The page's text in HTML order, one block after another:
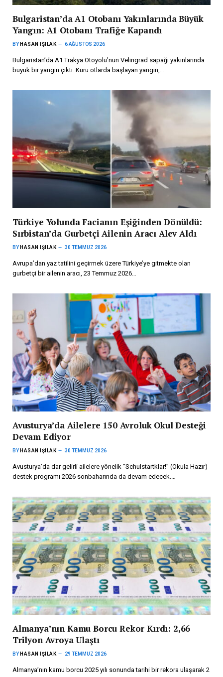
Bulgaristan’da A1 Otobanı Yakınlarında Büyük
Yangın: A1 Otobanı Trafiğe Kapandı
BY HASAN IŞILAK 6 AĞUSTOS 2026
Bulgaristan’da A1 Trakya Otoyolu’nun Velingrad sapağı yakınlarında
büyük bir yangın çıktı. Kuru otlarda başlayan yangın,…
Türkiye Yolunda Facianın Eşiğinden Dönüldü:
Sırbistan’da Gurbetçi Ailenin Aracı Alev Aldı
BY HASAN IŞILAK 30 TEMMUZ 2026
Avrupa’dan yaz tatilini geçirmek üzere Türkiye’ye gitmekte olan
gurbetçi bir ailenin aracı, 23 Temmuz 2026…
Avusturya’da Ailelere 150 Avroluk Okul Desteği
Devam Ediyor
BY HASAN IŞILAK 30 TEMMUZ 2026
Avusturya’da dar gelirli ailelere yönelik “Schulstartklar!” (Okula Hazır)
destek programı 2026 sonbaharında da devam edecek.…
Almanya’nın Kamu Borcu Rekor Kırdı: 2,66
Trilyon Avroya Ulaştı
BY HASAN IŞILAK 29 TEMMUZ 2026
Almanya’nın kamu borcu 2025 yılı sonunda tarihi bir rekora ulaşarak 2